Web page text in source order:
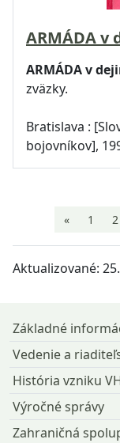
ARMÁDA v
ARMÁDA v
zväzky.
Bratislava :
bojovníkov],
« 1 2
Aktualizované:
Základné
Vedenie a
História vzniku
Výročné správy
Zahraničná